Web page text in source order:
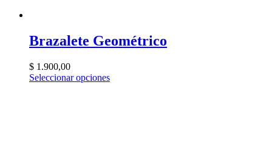
Brazalete Geométrico
$ 1.900,00
Seleccionar opciones